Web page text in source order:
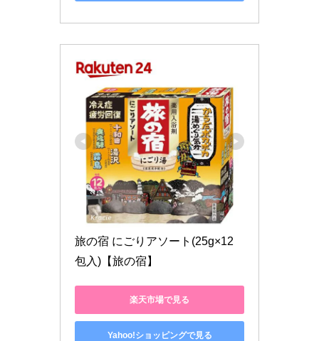
旅の宿 にごりアソート(25g×12
包入)【旅の宿】
楽天市場で見る
Yahoo!ショッピングで見る